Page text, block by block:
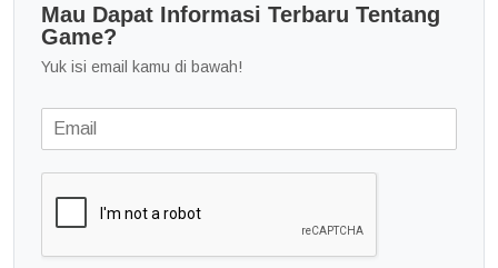
Mau Dapat Informasi Terbaru Tentang
Game?
Yuk isi email kamu di bawah!